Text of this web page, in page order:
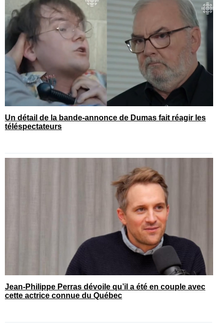
Un détail de la bande-annonce de Dumas fait réagir les
téléspectateurs
Jean-Philippe Perras dévoile qu’il a été en couple avec
cette actrice connue du Québec